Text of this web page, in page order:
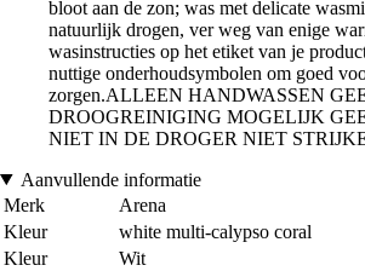
bloot aan de zon; was met delicate
natuurlijk drogen, ver weg van enige
wasinstructies op het etiket van je
nuttige onderhoudsymbolen om goed
zorgen.ALLEEN HANDWASSEN
DROOGREINIGING MOGELIJK
NIET IN DE DROGER NIET
Aanvullende informatie
Merk
Arena
Kleur
white multi-calypso coral
Kleur
Wit